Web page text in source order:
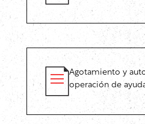
Agotamiento y
operación de